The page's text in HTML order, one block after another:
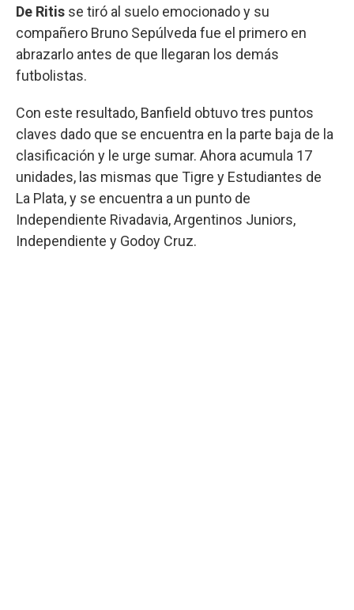
De Ritis se tiró al suelo emocionado y su
compañero Bruno Sepúlveda fue el primero en
abrazarlo antes de que llegaran los demás
futbolistas.
Con este resultado, Banfield obtuvo tres puntos
claves dado que se encuentra en la parte baja de la
clasificación y le urge sumar. Ahora acumula 17
unidades, las mismas que Tigre y Estudiantes de
La Plata, y se encuentra a un punto de
Independiente Rivadavia, Argentinos Juniors,
Independiente y Godoy Cruz.